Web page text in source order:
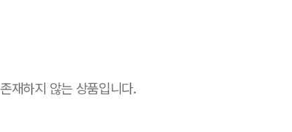
존재하지 않는 상품입니다.